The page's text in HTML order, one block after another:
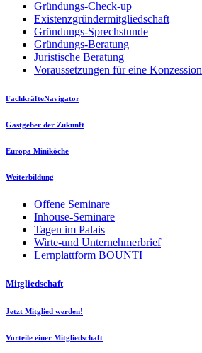
Gründungs-Check-up
Existenzgründermitgliedschaft
Gründungs-Sprechstunde
Gründungs-Beratung
Juristische Beratung
Voraussetzungen für eine Konzession
FachkräfteNavigator
Gastgeber der Zukunft
Europa Miniköche
Weiterbildung
Offene Seminare
Inhouse-Seminare
Tagen im Palais
Wirte-und Unternehmerbrief
Lernplattform BOUNTI
Mitgliedschaft
Jetzt Mitglied werden!
Vorteile einer Mitgliedschaft